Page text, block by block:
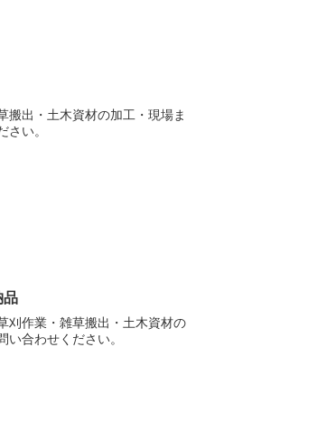
搬出・土木資材の加工・現場ま
い。
品
刈作業・雑草搬出・土木資材の
合わせください。